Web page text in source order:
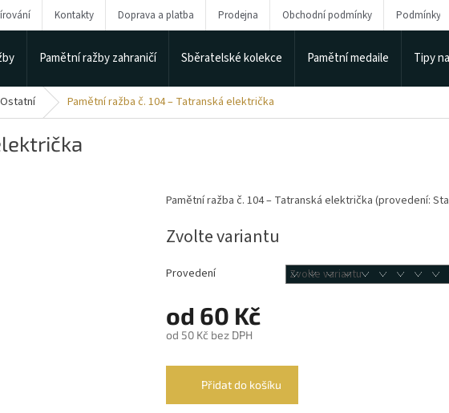
Kontakty Doprava a platba Prodejna Obchodní podmínky Podmínky
Pamětní ražby zahraničí Sběratelské kolekce Pamětní medaile Tipy
Ostatní Pamětní ražba č. 104 – Tatranská električka
od 60 Kč
od 50 Kč bez DPH
Zvolte variantu
Provedení
Přidat do košíku
Pamětní ražba č. 104 – Tatranská električka (provedení: